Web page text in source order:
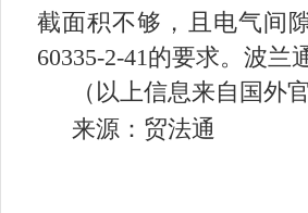
截面积不够，且电气间
60335-2-41的要求。波兰
（以上信息来自国外
来源：贸法通